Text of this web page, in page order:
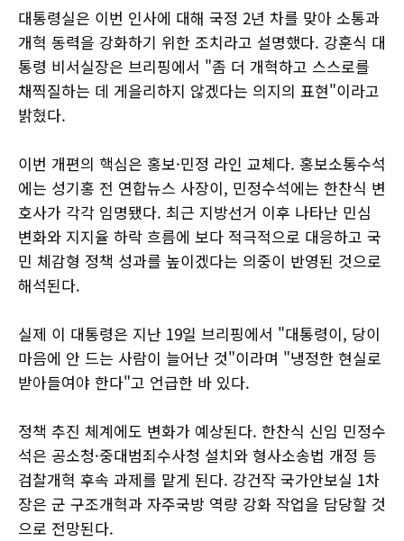
대통령실은 이번 인사에 대해 국정 2년 차를 맞아 소통과
개혁 동력을 강화하기 위한 조치라고 설명했다. 강훈식 대
통령 비서실장은 브리핑에서 "좀 더 개혁하고 스스로를
채찍질하는 데 게을리하지 않겠다는 의지의 표현"이라고
밝혔다.
이번 개편의 핵심은 홍보·민정 라인 교체다. 홍보소통수석
에는 성기홍 전 연합뉴스 사장이, 민정수석에는 한찬식 변
호사가 각각 임명됐다. 최근 지방선거 이후 나타난 민심
변화와 지지율 하락 흐름에 보다 적극적으로 대응하고 국
민 체감형 정책 성과를 높이겠다는 의중이 반영된 것으로
해석된다.
실제 이 대통령은 지난 19일 브리핑에서 "대통령이, 당이
마음에 안 드는 사람이 늘어난 것"이라며 "냉정한 현실로
받아들여야 한다"고 언급한 바 있다.
정책 추진 체계에도 변화가 예상된다. 한찬식 신임 민정수
석은 공소청·중대범죄수사청 설치와 형사소송법 개정 등
검찰개혁 후속 과제를 맡게 된다. 강건작 국가안보실 1차
장은 군 구조개혁과 자주국방 역량 강화 작업을 담당할 것
으로 전망된다.